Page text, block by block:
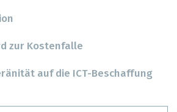
zur Kostenfalle
auf die ICT-Beschaffung